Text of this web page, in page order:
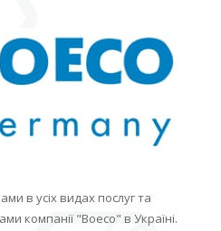
в усіх видах послуг та
компанії "Boeco" в Україні.